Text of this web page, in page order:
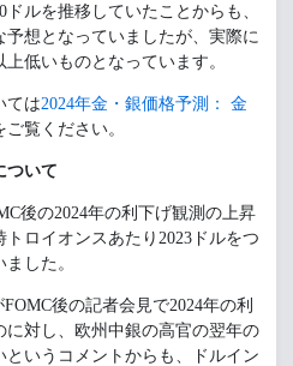
ルを推移していたことからも、
想となっていましたが、実際に
低いものとなっています。
ては2024年金・銀価格予測： 金
覧ください。
ついて
後の2024年の利下げ観測の上昇
ロイオンスあたり2023ドルをつ
した。
後の記者会見で2024年の利
対し、欧州中銀の高官の翌年の
いうコメントからも、ドルイン